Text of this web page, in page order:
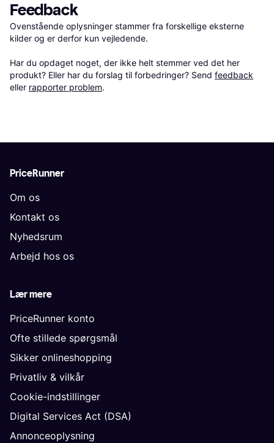
Feedback
Ovenstående oplysninger stammer fra forskellige eksterne
kilder og er derfor kun vejledende.
Har du opdaget noget, der ikke helt stemmer ved det her
produkt? Eller har du forslag til forbedringer? Send feedback
eller rapporter problem.
PriceRunner
Om os
Kontakt os
Nyhedsrum
Arbejd hos os
Lær mere
PriceRunner konto
Ofte stillede spørgsmål
Sikker onlineshopping
Privatliv & vilkår
Cookie-indstillinger
Digital Services Act (DSA)
Annonceoplysning